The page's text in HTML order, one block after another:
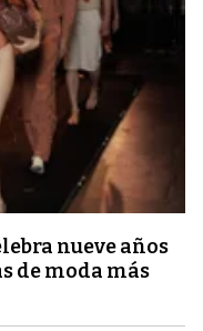
nueve años
de moda más